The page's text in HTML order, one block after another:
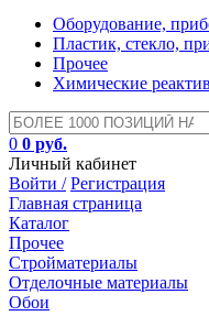
Оборудование,
Пластик, стекло,
Прочее
Химические
0 0 руб.
Личный кабинет
Войти / Регистрация
Главная страница
Каталог
Прочее
Стройматериалы
Отделочные материалы
Обои